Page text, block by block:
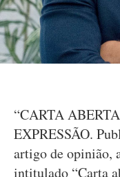
“CARTA
EXPRESSÃO.
artigo de opinião,
intitulado “Carta